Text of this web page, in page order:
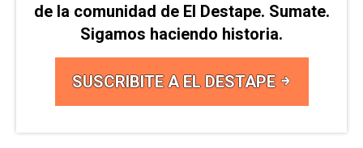
de la comunidad de El Destape. Sumate.
Sigamos haciendo historia.
SUSCRIBITE A EL DESTAPE